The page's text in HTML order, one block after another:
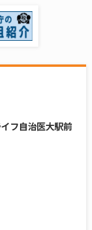
フ自治医大駅前